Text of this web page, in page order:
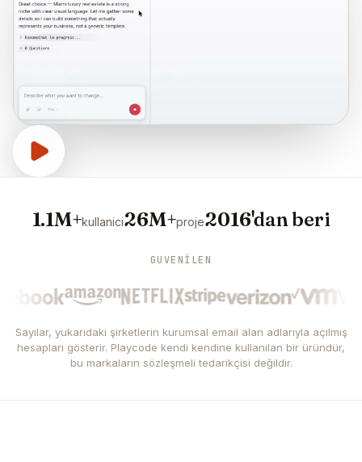
1.1M+kullanici26M+proje2016'dan beri
GUVENILEN
Sayılar, yukarıdaki şirketlerin kurumsal email alan adlarıyla açılmış
hesapları gösterir. Playcode kendi kendine kullanılan bir üründür,
bu markaların sözleşmeli tedarikçisi değildir.